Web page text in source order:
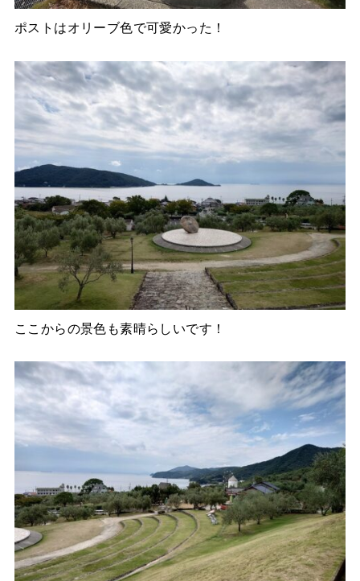
ポストはオリーブ色で可愛かった！
ここからの景色も素晴らしいです！